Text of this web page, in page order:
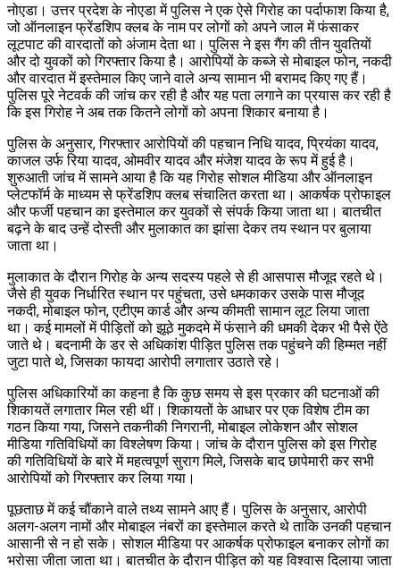
नोएडा। उत्तर प्रदेश के नोएडा में पुलिस ने एक ऐसे गिरोह का पर्दाफाश किया है,
जो ऑनलाइन फ्रेंडशिप क्लब के नाम पर लोगों को अपने जाल में फंसाकर
लूटपाट की वारदातों को अंजाम देता था। पुलिस ने इस गैंग की तीन युवतियों
और दो युवकों को गिरफ्तार किया है। आरोपियों के कब्जे से मोबाइल फोन, नकदी
और वारदात में इस्तेमाल किए जाने वाले अन्य सामान भी बरामद किए गए हैं।
पुलिस पूरे नेटवर्क की जांच कर रही है और यह पता लगाने का प्रयास कर रही है
कि इस गिरोह ने अब तक कितने लोगों को अपना शिकार बनाया है।
पुलिस के अनुसार, गिरफ्तार आरोपियों की पहचान निधि यादव, प्रियंका यादव,
काजल उर्फ रिया यादव, ओमवीर यादव और मंजेश यादव के रूप में हुई है।
शुरुआती जांच में सामने आया है कि यह गिरोह सोशल मीडिया और ऑनलाइन
प्लेटफॉर्म के माध्यम से फ्रेंडशिप क्लब संचालित करता था। आकर्षक प्रोफाइल
और फर्जी पहचान का इस्तेमाल कर युवकों से संपर्क किया जाता था। बातचीत
बढ़ने के बाद उन्हें दोस्ती और मुलाकात का झांसा देकर तय स्थान पर बुलाया
जाता था।
मुलाकात के दौरान गिरोह के अन्य सदस्य पहले से ही आसपास मौजूद रहते थे।
जैसे ही युवक निर्धारित स्थान पर पहुंचता, उसे धमकाकर उसके पास मौजूद
नकदी, मोबाइल फोन, एटीएम कार्ड और अन्य कीमती सामान लूट लिया जाता
था। कई मामलों में पीड़ितों को झूठे मुकदमे में फंसाने की धमकी देकर भी पैसे ऐंठे
जाते थे। बदनामी के डर से अधिकांश पीड़ित पुलिस तक पहुंचने की हिम्मत नहीं
जुटा पाते थे, जिसका फायदा आरोपी लगातार उठाते रहे।
पुलिस अधिकारियों का कहना है कि कुछ समय से इस प्रकार की घटनाओं की
शिकायतें लगातार मिल रही थीं। शिकायतों के आधार पर एक विशेष टीम का
गठन किया गया, जिसने तकनीकी निगरानी, मोबाइल लोकेशन और सोशल
मीडिया गतिविधियों का विश्लेषण किया। जांच के दौरान पुलिस को इस गिरोह
की गतिविधियों के बारे में महत्वपूर्ण सुराग मिले, जिसके बाद छापेमारी कर सभी
आरोपियों को गिरफ्तार कर लिया गया।
पूछताछ में कई चौंकाने वाले तथ्य सामने आए हैं। पुलिस के अनुसार, आरोपी
अलग-अलग नामों और मोबाइल नंबरों का इस्तेमाल करते थे ताकि उनकी पहचान
आसानी से न हो सके। सोशल मीडिया पर आकर्षक प्रोफाइल बनाकर लोगों का
भरोसा जीता जाता था। बातचीत के दौरान पीड़ित को यह विश्वास दिलाया जाता